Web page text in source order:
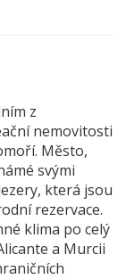
z
nemovitosti
Město,
svými
která jsou
rezervace.
klima po celý
a Murcii